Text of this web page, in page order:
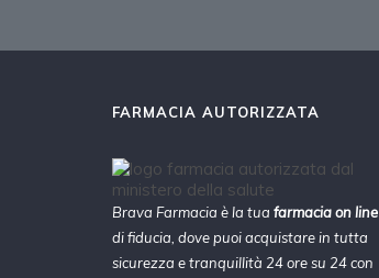
FARMACIA AUTORIZZATA
Brava Farmacia è la tua farmacia on line
di fiducia, dove puoi acquistare in tutta
sicurezza e tranquillità 24 ore su 24 con